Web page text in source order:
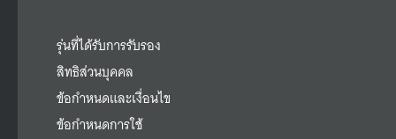
รุ่นที่ได้รับการรับรอง
สิทธิส่วนบุคคล
ข้อกำหนดและเงื่อนไข
ข้อกำหนดการใช้